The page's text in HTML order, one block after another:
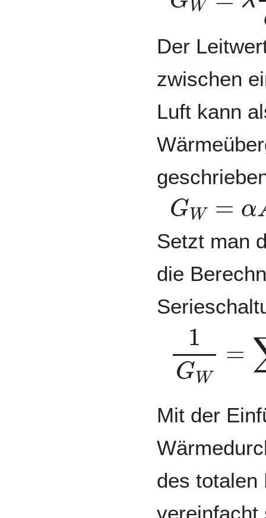
Der
zwischen
Luft kann
GW=αA
Setzt man
die
G ∑j
Mit der
des totalen
vereinfacht